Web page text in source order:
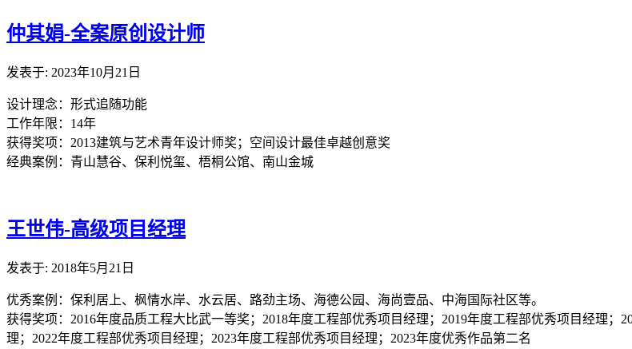
仲其娟-全案原创设计师
发表于: 2023年10月21日
设计理念：形式追随功能
工作年限：14年
获得奖项：2013建筑与艺术青年设计师奖；空间设计最佳卓越创意奖
经典案例：青山慧谷、保利悦玺、梧桐公馆、南山金城
王世伟-高级项目经理
发表于: 2018年5月21日
优秀案例：保利居上、枫情水岸、水云居、路劲主场、海德公园、海尚壹品、中海国际社区等。
获得奖项：2016年度品质工程大比武一等奖；2018年度工程部优秀项目经理；2019年度工程部优秀项目经理
理；2022年度工程部优秀项目经理；2023年度工程部优秀项目经理；2023年度优秀作品第二名